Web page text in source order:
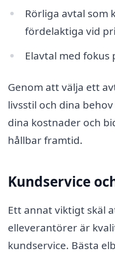
Rörliga avtal som
fördelaktiga vid
Elavtal med
Genom att välja ett
livsstil och dina
dina kostnader och
hållbar framtid.
Kundservice
Ett annat viktigt skäl
elleverantörer är
kundservice. Bästa